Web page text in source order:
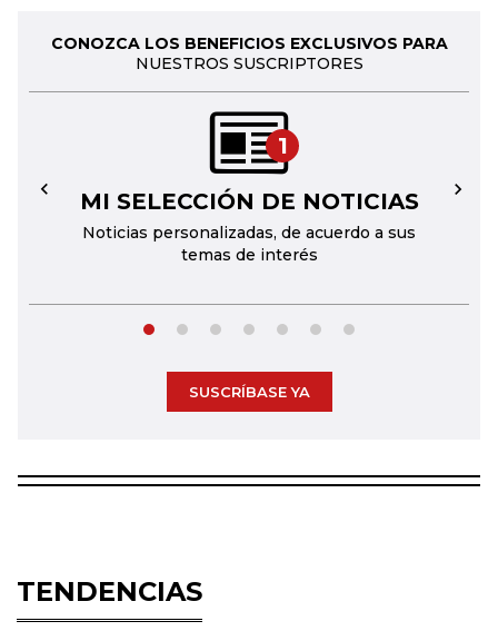
CONOZCA LOS BENEFICIOS EXCLUSIVOS PARA
NUESTROS SUSCRIPTORES
1
MI SELECCIÓN DE NOTICIAS
Noticias personalizadas, de acuerdo a sus
temas de interés
← →
SUSCRÍBASE YA
TENDENCIAS